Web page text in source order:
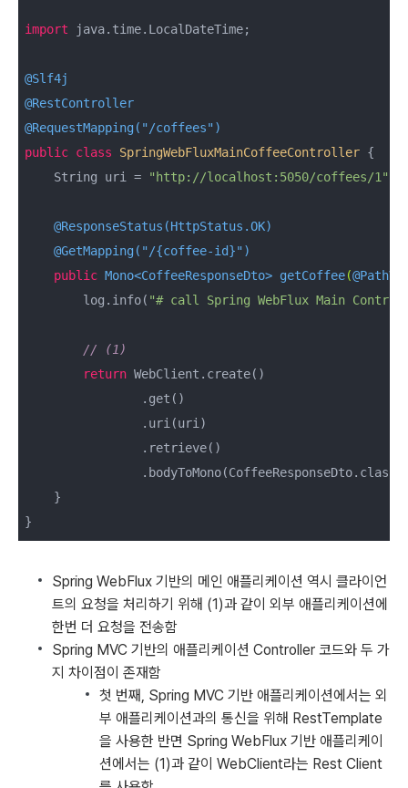
import java.time.LocalDateTime;
@Slf4j
@RestController
@RequestMapping("/coffees")
public class SpringWebFluxMainCoffeeController {
    String uri =
"http://localhost:5050/coffees/1"
@ResponseStatus(HttpStatus.OK)
@GetMapping("/{coffee-id}")
public Mono<CoffeeResponseDto> getCoffee(
        log.info(
"# call Spring WebFlux Main
// (1)
return WebClient.create()
                .get()
                .uri(uri)
                .retrieve()
    }
}
Spring WebFlux 기반의 메인 애플리케이션 역시 클라이언
트의 요청을 처리하기 위해 (1)과 같이 외부 애플리케이션에
한번 더 요청을 전송함
Spring MVC 기반의 애플리케이션 Controller 코드와 두 가
지 차이점이 존재함
첫 번째, Spring MVC 기반 애플리케이션에서는 외
부 애플리케이션과의 통신을 위해 RestTemplate
을 사용한 반면 Spring WebFlux 기반 애플리케이
션에서는 (1)과 같이 WebClient라는 Rest Client